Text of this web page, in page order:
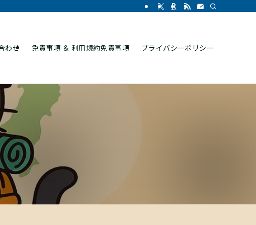
わせ 免責事項 ＆ 利用規約免責事項 プライバシーポリシー